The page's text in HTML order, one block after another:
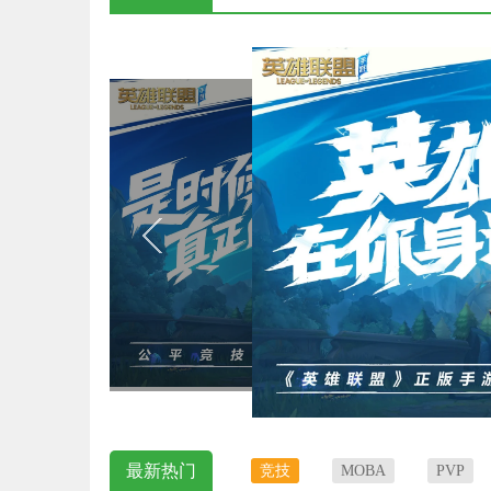
最新热门 竞技 MOBA PVP